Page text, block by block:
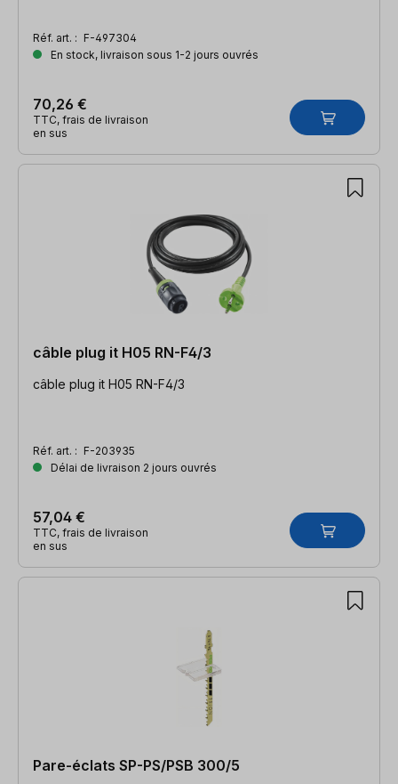
Réf. art. : F-497304
En stock, livraison sous 1-2 jours ouvrés
70,26 €
TTC, frais de livraison
en sus
câble plug it H05 RN-F4/3
câble plug it H05 RN-F4/3
Réf. art. : F-203935
Délai de livraison 2 jours ouvrés
57,04 €
TTC, frais de livraison
en sus
Pare-éclats SP-PS/PSB 300/5